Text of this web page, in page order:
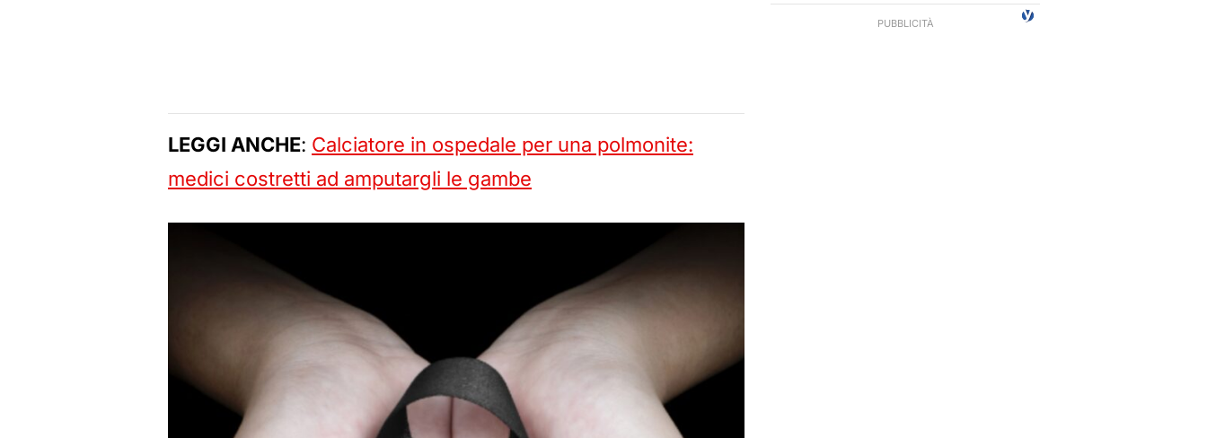
LEGGI ANCHE: Calciatore in ospedale per una polmonite:
medici costretti ad amputargli le gambe